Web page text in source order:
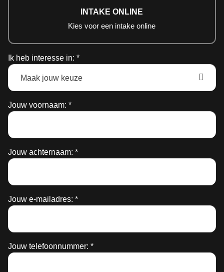
INTAKE ONLINE
Kies voor een intake online
Ik heb interesse in: *
Jouw voornaam: *
Jouw achternaam: *
Jouw e-mailadres: *
Jouw telefoonnummer: *